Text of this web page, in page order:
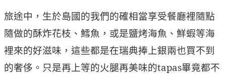
旅途中，生於島國的我們的確相當享受餐廳裡隨點
隨做的酥炸花枝、鱈魚，或是鹽烤海魚、鮮蝦等海
裡來的好滋味，這些都是在瑞典捧上銀兩也買不到
的奢侈。只是再上等的火腿再美味的tapas畢竟都不